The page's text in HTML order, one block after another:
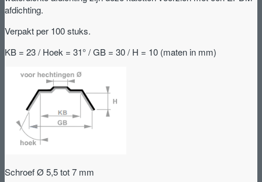
afdichting.
Verpakt per 100 stuks.
KB = 23 / Hoek = 31° / GB = 30 / H = 10 (maten in mm)
Schroef Ø 5,5 tot 7 mm